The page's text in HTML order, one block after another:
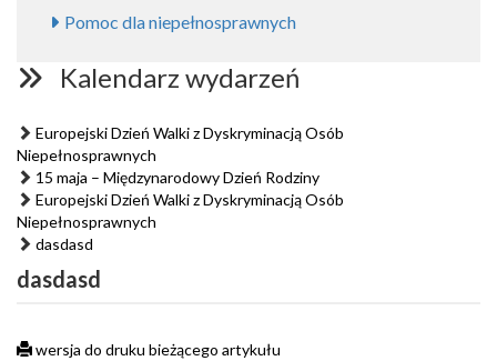
Pomoc dla niepełnosprawnych
Kalendarz wydarzeń
Europejski Dzień Walki z Dyskryminacją Osób
Niepełnosprawnych
15 maja – Międzynarodowy Dzień Rodziny
Europejski Dzień Walki z Dyskryminacją Osób
Niepełnosprawnych
dasdasd
dasdasd
wersja do druku bieżącego artykułu